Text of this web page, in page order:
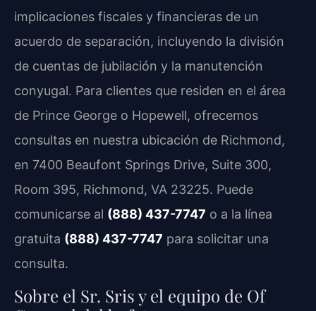
implicaciones fiscales y financieras de un
acuerdo de separación, incluyendo la división
de cuentas de jubilación y la manutención
conyugal. Para clientes que residen en el área
de Prince George o Hopewell, ofrecemos
consultas en nuestra ubicación de Richmond,
en 7400 Beaufont Springs Drive, Suite 300,
Room 395, Richmond, VA 23225. Puede
comunicarse al (888) 437-7747 o a la línea
gratuita (888) 437-7747 para solicitar una
consulta.
Sobre el Sr. Sris y el equipo de Of